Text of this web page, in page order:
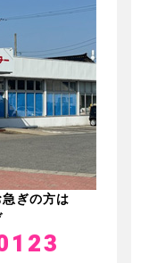
ぎの方は